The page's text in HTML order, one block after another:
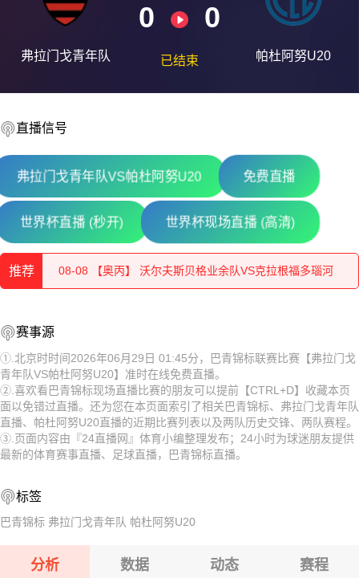
弗拉门戈青年队
0 0
已结束 帕杜阿努U20
直播信号
弗拉门戈青年队VS帕杜阿努U20 免费直播
世界杯直播 (秒开) 世界杯现场直播 (高清)
推荐
08-08 【奥丙】 布雷堡VSATSV沃夫堡
08-08 【匈乙】 维迪奥顿VS斯泽格迪
08-08 【奥丙】 沃尔夫斯贝格业余队VS克拉根福多瑙河
08-08 【匈乙】 多瑙蒂萨VS梅索科菲德
08-08 【瑞士乙】 沃韦体育VS梅林
08-08 【奥乙】 格拉茨风暴青年队VSFAC维也纳
08-08 【奥丙】 沃尔夫斯贝格业余队VS克拉根福多瑙河
08-08 【匈乙】 布达佩斯瓦苏塔斯VS凯奇凯梅特
08-08 【匈乙】 阿贾克VS卡格SE
08-08 【奥乙】 格拉茨风暴青年队VSFAC维也纳
赛事源
①.北京时时间2026年06月29日 01:45分，巴青锦标联赛比赛【弗拉门戈
青年队VS帕杜阿努U20】准时在线免费直播。
②.喜欢看巴青锦标现场直播比赛的朋友可以提前【CTRL+D】收藏本页
面以免错过直播。还为您在本页面索引了相关巴青锦标、弗拉门戈青年队
直播、帕杜阿努U20直播的近期比赛列表以及两队历史交锋、两队赛程。
③.页面内容由『24直播网』体育小编整理发布；24小时为球迷朋友提供
最新的体育赛事直播、足球直播，巴青锦标直播。
标签
巴青锦标 弗拉门戈青年队 帕杜阿努U20
分析 数据 动态 赛程